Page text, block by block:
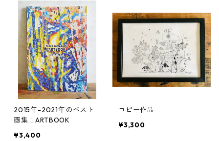
2015年-2021年のベスト
画集！ARTBOOK
¥3,400
コピー作品
¥3,300